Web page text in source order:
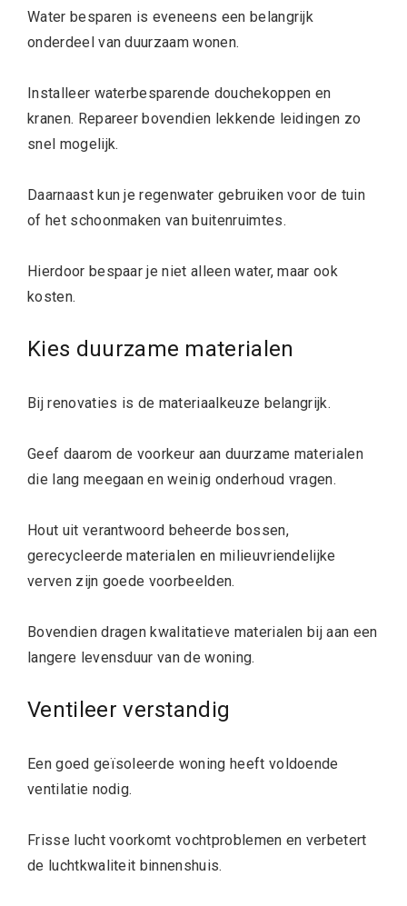
Water besparen is eveneens een belangrijk
onderdeel van duurzaam wonen.
Installeer waterbesparende douchekoppen en
kranen. Repareer bovendien lekkende leidingen zo
snel mogelijk.
Daarnaast kun je regenwater gebruiken voor de tuin
of het schoonmaken van buitenruimtes.
Hierdoor bespaar je niet alleen water, maar ook
kosten.
Kies duurzame materialen
Bij renovaties is de materiaalkeuze belangrijk.
Geef daarom de voorkeur aan duurzame materialen
die lang meegaan en weinig onderhoud vragen.
Hout uit verantwoord beheerde bossen,
gerecycleerde materialen en milieuvriendelijke
verven zijn goede voorbeelden.
Bovendien dragen kwalitatieve materialen bij aan een
langere levensduur van de woning.
Ventileer verstandig
Een goed geïsoleerde woning heeft voldoende
ventilatie nodig.
Frisse lucht voorkomt vochtproblemen en verbetert
de luchtkwaliteit binnenshuis.